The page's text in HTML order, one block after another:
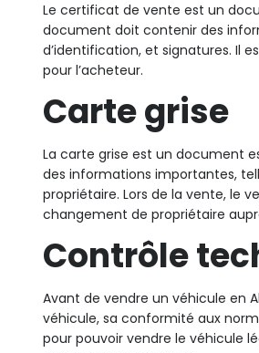
Le certificat de vente est un
document doit contenir des
d’identification, et signatures. Il
pour l’acheteur.
Carte grise
La carte grise est un document
des informations importantes,
propriétaire. Lors de la vente, le
changement de propriétaire
Contrôle
Avant de vendre un véhicule en
véhicule, sa conformité aux
pour pouvoir vendre le véhicule